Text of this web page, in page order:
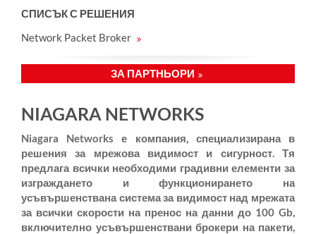
СПИСЪК С РЕШЕНИЯ
Network Packet Broker
ЗА ПАРТНЬОРИ
NIAGARA NETWORKS
Niagara Networks е компания, специализирана в
решения за мрежова видимост и сигурност. Тя
предлага всички необходими градивни елементи за
изграждането и функционирането на
усъвършенствана система за видимост над мрежата
за всички скорости на пренос на данни до 100 Gb,
включително усъвършенствани брокери на пакети,